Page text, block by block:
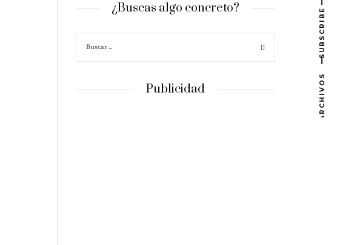
¿Buscas algo concreto?
Publicidad
SUBSCRIBE
ARCHIVOS